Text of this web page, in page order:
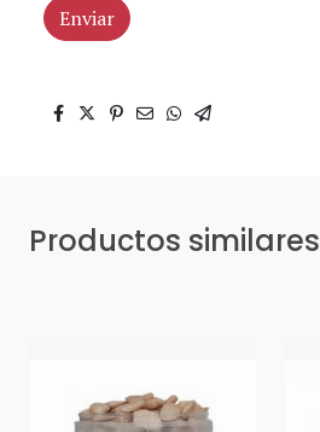
Enviar
Productos similares